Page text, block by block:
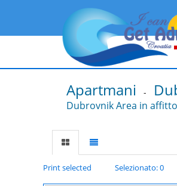
Apartmani -
Dubrovnik Area in
Print selected Selezionato: 0